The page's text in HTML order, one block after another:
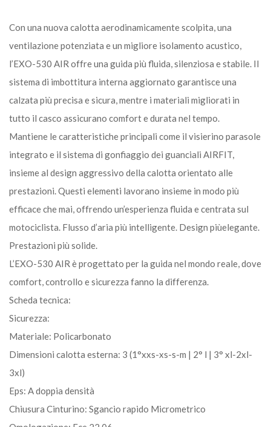
Con una nuova calotta aerodinamicamente scolpita, una
ventilazione potenziata e un migliore isolamento acustico,
l’EXO-530 AIR offre una guida più fluida, silenziosa e stabile. Il
sistema di imbottitura interna aggiornato garantisce una
calzata più precisa e sicura, mentre i materiali migliorati in
tutto il casco assicurano comfort e durata nel tempo.
Mantiene le caratteristiche principali come il visierino parasole
integrato e il sistema di gonfiaggio dei guanciali AIRFIT,
insieme al design aggressivo della calotta orientato alle
prestazioni. Questi elementi lavorano insieme in modo più
efficace che mai, offrendo un’esperienza fluida e centrata sul
motociclista. Flusso d’aria più intelligente. Design piùelegante.
Prestazioni più solide.
L’EXO-530 AIR è progettato per la guida nel mondo reale, dove
comfort, controllo e sicurezza fanno la differenza.
Scheda tecnica:
Sicurezza:
Materiale: Policarbonato
Dimensioni calotta esterna: 3 (1°xxs-xs-s-m | 2° l | 3° xl-2xl-
3xl)
Eps: A doppia densità
Chiusura Cinturino: Sgancio rapido Micrometrico